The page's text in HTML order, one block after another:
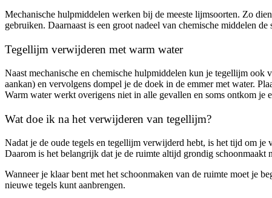
Mechanische hulpmiddelen werken bij de meeste lijmsoorten. Zo
gebruiken. Daarnaast is een groot nadeel van chemische middelen
Tegellijm verwijderen met warm water
Naast mechanische en chemische hulpmiddelen kun je tegellijm ook
aankan) en vervolgens dompel je de doek in de emmer met water.
Warm water werkt overigens niet in alle gevallen en soms ontkom
Wat doe ik na het verwijderen van tegellijm?
Nadat je de oude tegels en tegellijm verwijderd hebt, is het tijd om
Daarom is het belangrijk dat je de ruimte altijd grondig schoonmaakt
Wanneer je klaar bent met het schoonmaken van de ruimte moet je
nieuwe tegels kunt aanbrengen.